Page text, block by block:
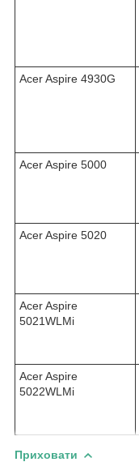
Acer Aspire 4930G
Acer Aspire 5000
Acer Aspire 5020
Acer Aspire
5021WLMi
Acer Aspire
5022WLMi
Приховати